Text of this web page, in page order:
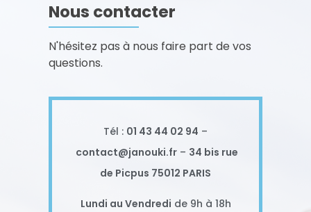
Nous contacter
N'hésitez pas à nous faire part de vos
questions.
Tél : 01 43 44 02 94 –
contact@janouki.fr – 34 bis rue
de Picpus 75012 PARIS
Lundi au Vendredi de 9h à 18h